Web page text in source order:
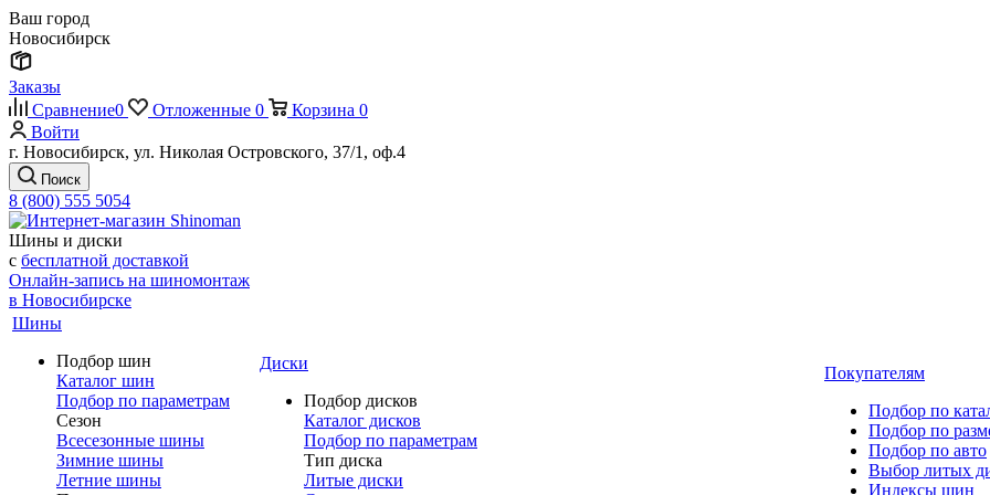
Ваш город
Новосибирск
Заказы
Сравнение0 Отложенные 0 Корзина 0
Войти
г. Новосибирск, ул. Николая Островского, 37/1, оф.4
Поиск
8 (800) 555 5054
Шины и диски
с бесплатной доставкой
Онлайн-запись на шиномонтаж
в Новосибирске
Шины
Подбор шин
Каталог шин
Подбор по параметрам
Сезон
Всесезонные шины
Зимние шины
Летние шины
Диски
Подбор дисков
Каталог дисков
Подбор по параметрам
Тип диска
Литые диски
Покупателям
Подбор по
Подбор по
Подбор по авто
Выбор литых
Индексы шин